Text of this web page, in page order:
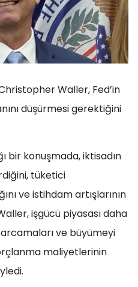
Waller, Fed’in
düşürmesi gerektiğini
bir konuşmada, iktisadın
tüketici
ve istihdam artışlarının
işgücü piyasası daha
ve büyümeyi
maliyetlerinin